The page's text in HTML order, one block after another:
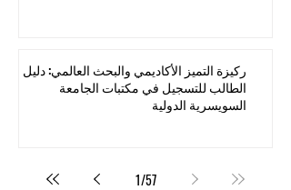
ركيزة التميز الأكاديمي والبحث العالمي: دليل
الطالب للتسجيل في مكتبات الجامعة
السويسرية الدولية
1/57